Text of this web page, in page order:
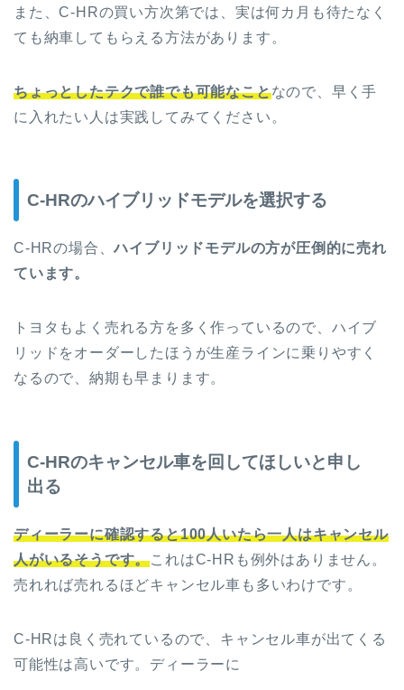
また、C-HRの買い方次第では、実は何カ月も待たなく
ても納車してもらえる方法があります。
ちょっとしたテクで誰でも可能なことなので、早く手
に入れたい人は実践してみてください。
C-HRのハイブリッドモデルを選択する
C-HRの場合、ハイブリッドモデルの方が圧倒的に売れ
ています。
トヨタもよく売れる方を多く作っているので、ハイブ
リッドをオーダーしたほうが生産ラインに乗りやすく
なるので、納期も早まります。
C-HRのキャンセル車を回してほしいと申し
出る
ディーラーに確認すると100人いたら一人はキャンセル
人がいるそうです。これはC-HRも例外はありません。
売れれば売れるほどキャンセル車も多いわけです。
C-HRは良く売れているので、キャンセル車が出てくる
可能性は高いです。ディーラーに